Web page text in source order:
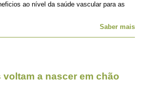
ao nível da saúde vascular para as
Saber mais
a nascer em chão